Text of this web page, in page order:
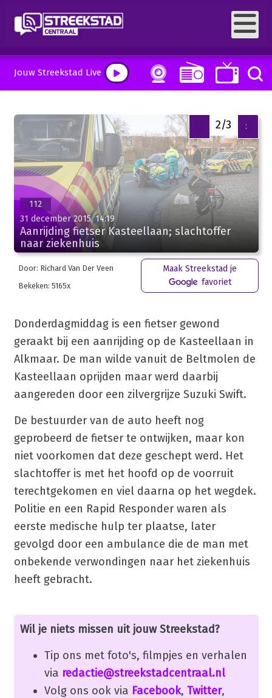
Jouw Streekstad Live
>
2/3
112
31 december 2015, 14:19
Aanrijding fietser Kasteellaan; slachtoffer
naar ziekenhuis
Door: Richard Van Der Veen
Bekeken: 5165x
Maak Streekstad je
favoriet
Donderdagmiddag is een fietser gewond
geraakt bij een aanrijding op de Kasteellaan in
Alkmaar. De man wilde vanuit de Beltmolen de
Kasteellaan oprijden maar werd daarbij
aangereden door een zilvergrijze Suzuki Swift.
De bestuurder van de auto heeft nog
geprobeerd de fietser te ontwijken, maar kon
niet voorkomen dat deze geschept werd. Het
slachtoffer is met het hoofd op de voorruit
terechtgekomen en viel daarna op het wegdek.
Politie en een Rapid Responder waren als
eerste medische hulp ter plaatse, later
gevolgd door een ambulance die de man met
onbekende verwondingen naar het ziekenhuis
heeft gebracht.
Wil je niets missen uit jouw Streekstad?
Tip ons met foto's, filmpjes en verhalen
via redactie@streekstadcentraal.nl
Volg ons ook via Facebook, Twitter,